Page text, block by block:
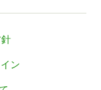
ン